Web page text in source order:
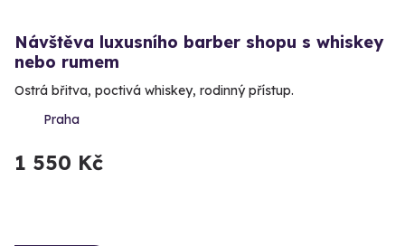
Návštěva luxusního barber shopu s whiskey
nebo rumem
Ostrá břitva, poctivá whiskey, rodinný přístup.
Praha
1 550 Kč